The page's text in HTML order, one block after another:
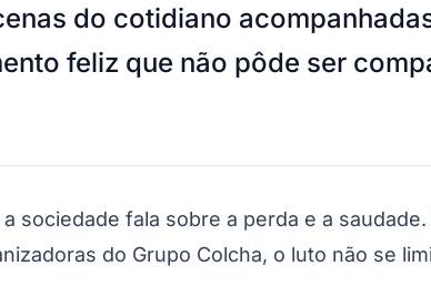
do cotidiano
feliz que não pôde ser
fala sobre a perda e a
do Grupo Colcha, o luto não se